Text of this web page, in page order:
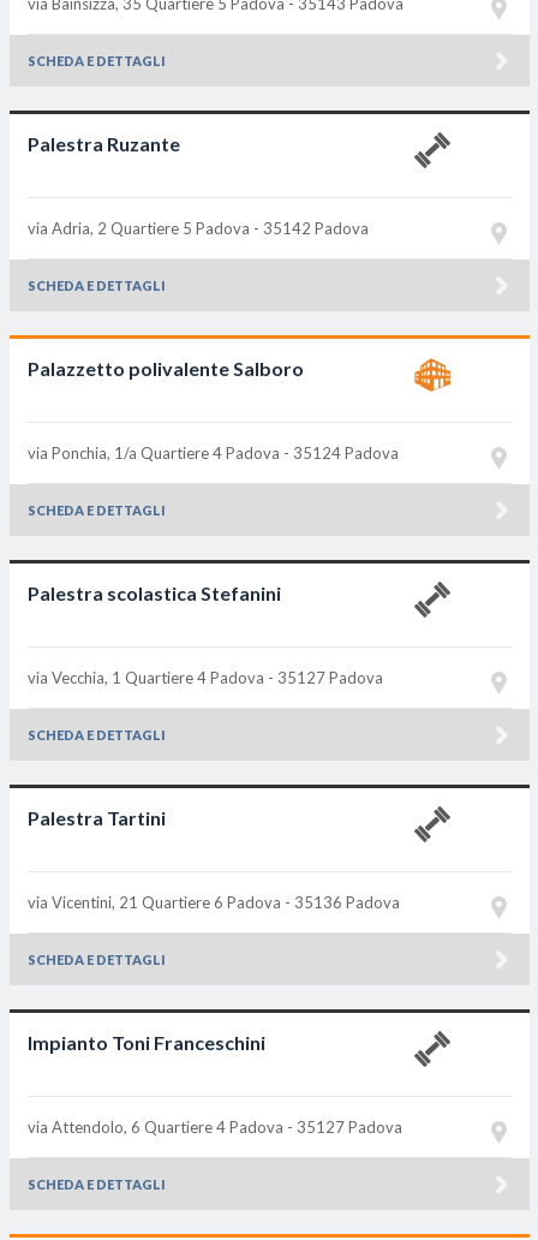
SCHEDA E DETTAGLI
Palestra Ruzante
via Adria, 2 Quartiere 5 Padova - 35142 Padova
SCHEDA E DETTAGLI
Palazzetto polivalente Salboro
via Ponchia, 1/a Quartiere 4 Padova - 35124 Padova
SCHEDA E DETTAGLI
Palestra scolastica Stefanini
via Vecchia, 1 Quartiere 4 Padova - 35127 Padova
SCHEDA E DETTAGLI
Palestra Tartini
via Vicentini, 21 Quartiere 6 Padova - 35136 Padova
SCHEDA E DETTAGLI
Impianto Toni Franceschini
via Attendolo, 6 Quartiere 4 Padova - 35127 Padova
SCHEDA E DETTAGLI